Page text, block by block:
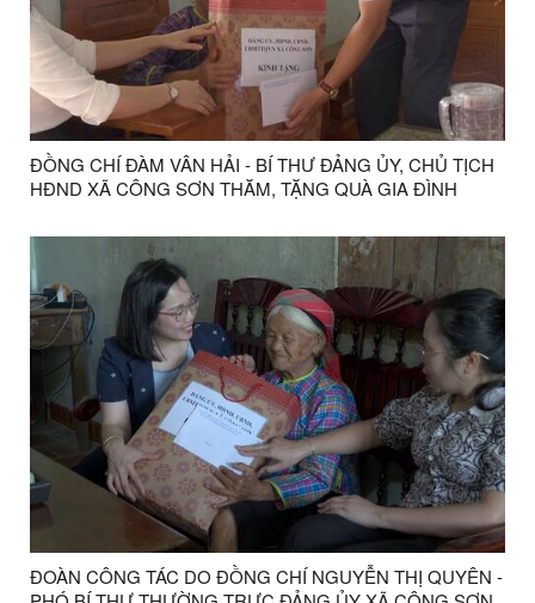
ĐỒNG CHÍ ĐÀM VÂN HẢI - BÍ THƯ ĐẢNG ỦY, CHỦ TỊCH
HĐND XÃ CÔNG SƠN THĂM, TẶNG QUÀ GIA ĐÌNH
BINH - LIỆT SĨ
ĐOÀN CÔNG TÁC DO ĐỒNG CHÍ NGUYỄN THỊ QUYÊN -